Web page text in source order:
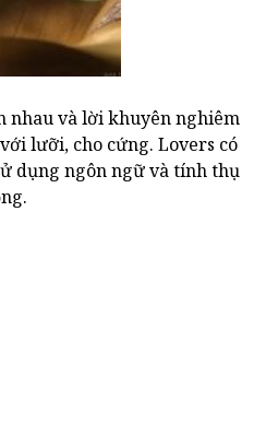
nhau và lời khuyên nghiêm
lưỡi, cho cứng. Lovers có
dụng ngôn ngữ và tính thụ